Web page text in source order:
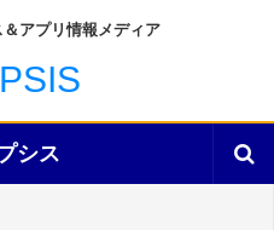
アプリ情報メディア
シス